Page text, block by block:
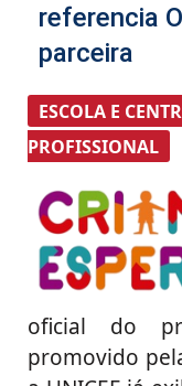
referencia
parceira
ESCOLA E
PROFISSIONAL
oficial do
promovido